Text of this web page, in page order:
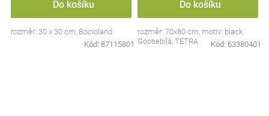
Do košíku
rozměr: 30 x 30 cm, Bocioland
Kód: 87115801
Do košíku
rozměr: 70x80 cm, motiv: black
Goosebílá, TETRA
Kód: 63380401